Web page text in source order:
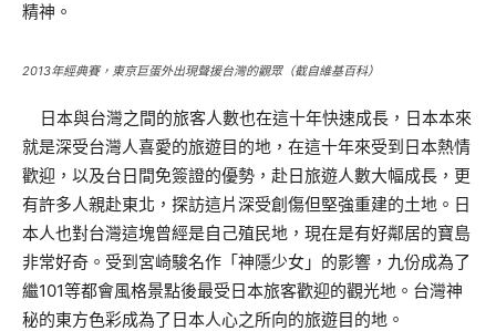
精神。
2013年經典賽，東京巨蛋外出現聲援台灣的觀眾（截自維基百科）
日本與台灣之間的旅客人數也在這十年快速成長，日本本來
就是深受台灣人喜愛的旅遊目的地，在這十年來受到日本熱情
歡迎，以及台日間免簽證的優勢，赴日旅遊人數大幅成長，更
有許多人親赴東北，探訪這片深受創傷但堅強重建的土地。日
本人也對台灣這塊曾經是自己殖民地，現在是有好鄰居的寶島
非常好奇。受到宮崎駿名作「神隱少女」的影響，九份成為了
繼101等都會風格景點後最受日本旅客歡迎的觀光地。台灣神
秘的東方色彩成為了日本人心之所向的旅遊目的地。